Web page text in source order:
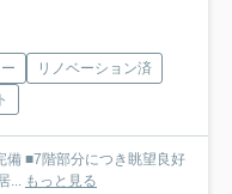
リノベーション済
備 ■7階部分につき眺望良好
... もっと見る